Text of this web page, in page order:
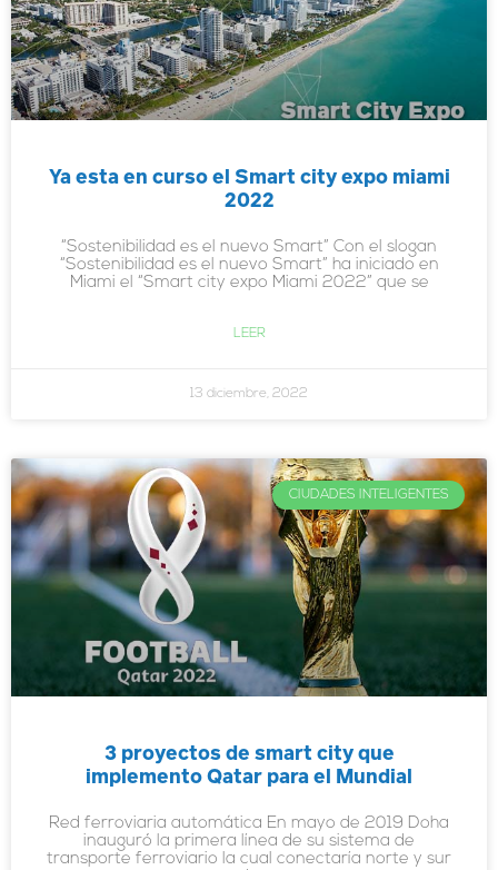
Ya esta en curso el Smart city expo miami
2022
“Sostenibilidad es el nuevo Smart” Con el slogan
“Sostenibilidad es el nuevo Smart” ha iniciado en
Miami el “Smart city expo Miami 2022” que se
LEER
13 diciembre, 2022
CIUDADES INTELIGENTES
3 proyectos de smart city que
implemento Qatar para el Mundial
Red ferroviaria automática En mayo de 2019 Doha
inauguró la primera línea de su sistema de
transporte ferroviario la cual conectaría norte y sur